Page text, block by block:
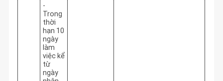
-
Trong
thời
hạn 10
ngày
làm
việc kể
từ
ngày